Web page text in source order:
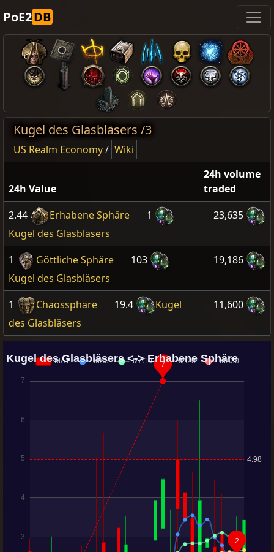
PoE2DB
Kugel des Glasbläsers /3
US Realm Economy/ Wiki
24h Value
24h volume
traded
2.44
Erhabene Sphäre
1
Kugel des Glasbläsers
23,635
1 Göttliche Sphäre
103
Kugel des Glasbläsers
19,186
1 Chaossphäre 19.4
Kugel
des Glasbläsers
11,600